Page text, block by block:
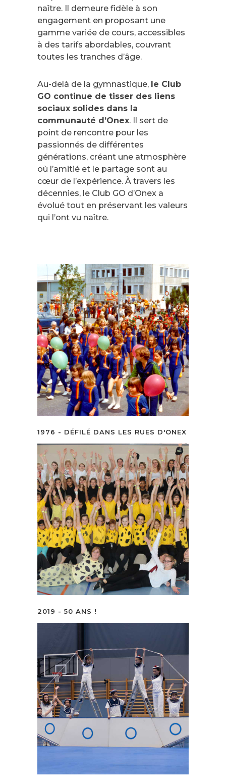
naître. Il demeure fidèle à son
engagement en proposant une
gamme variée de cours, accessibles
à des tarifs abordables, couvrant
toutes les tranches d’âge.
Au-delà de la gymnastique, le Club
GO continue de tisser des liens
sociaux solides dans la
communauté d’Onex. Il sert de
point de rencontre pour les
passionnés de différentes
générations, créant une atmosphère
où l’amitié et le partage sont au
cœur de l’expérience. À travers les
décennies, le Club GO d’Onex a
évolué tout en préservant les valeurs
qui l’ont vu naître.
1976 - DÉFILÉ DANS LES RUES D'ONEX
2019 - 50 ANS !